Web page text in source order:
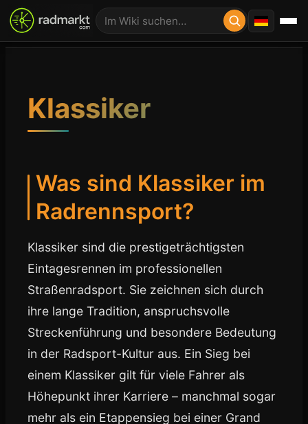
Klassiker
Was sind Klassiker im
Radrennsport?
Klassiker sind die prestigeträchtigsten
Eintagesrennen im professionellen
Straßenradsport. Sie zeichnen sich durch
ihre lange Tradition, anspruchsvolle
Streckenführung und besondere Bedeutung
in der Radsport-Kultur aus. Ein Sieg bei
einem Klassiker gilt für viele Fahrer als
Höhepunkt ihrer Karriere – manchmal sogar
mehr als ein Etappensieg bei einer Grand